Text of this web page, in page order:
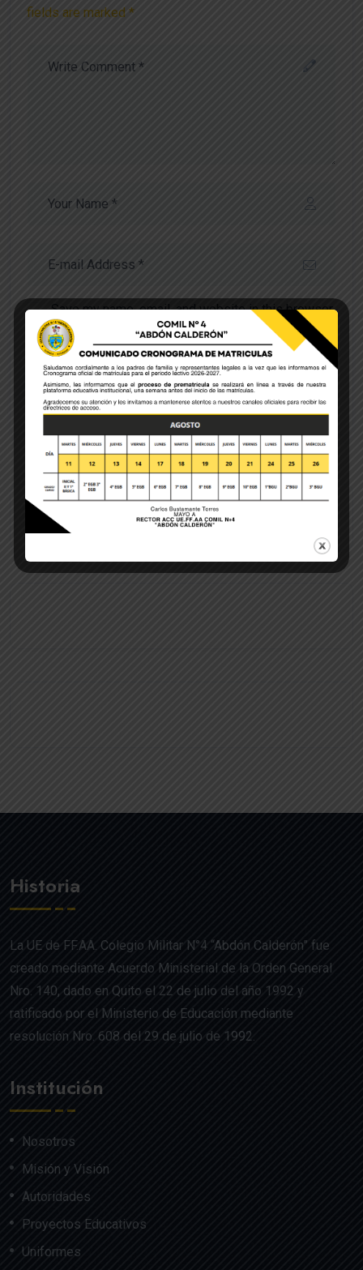
fields are marked *
Save my name, email, and website in this browser
for the next time I comment.
POST COMMENT
Historia
La UE de FF.AA. Colegio Militar N°4 “Abdón Calderón” fue
creado mediante Acuerdo Ministerial de la Orden General
Nro. 140, dado en Quito el 22 de julio del año 1992 y
ratificado por el Ministerio de Educación mediante
resolución Nro. 608 del 29 de julio de 1992.
Institución
Nosotros
Misión y Visión
Autoridades
Proyectos Educativos
Uniformes